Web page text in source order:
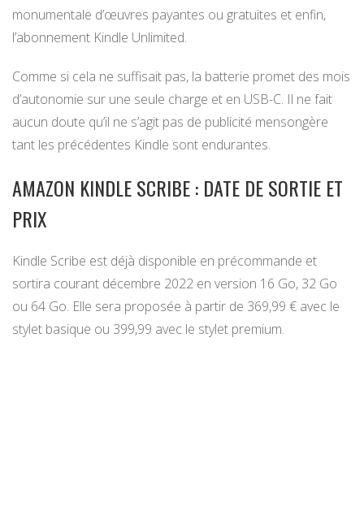
monumentale d’œuvres payantes ou gratuites et enfin,
l’abonnement Kindle Unlimited.
Comme si cela ne suffisait pas, la batterie promet des mois
d’autonomie sur une seule charge et en USB-C. Il ne fait
aucun doute qu’il ne s’agit pas de publicité mensongère
tant les précédentes Kindle sont endurantes.
AMAZON KINDLE SCRIBE : DATE DE SORTIE ET
PRIX
Kindle Scribe est déjà disponible en précommande et
sortira courant décembre 2022 en version 16 Go, 32 Go
ou 64 Go. Elle sera proposée à partir de 369,99 € avec le
stylet basique ou 399,99 avec le stylet premium.